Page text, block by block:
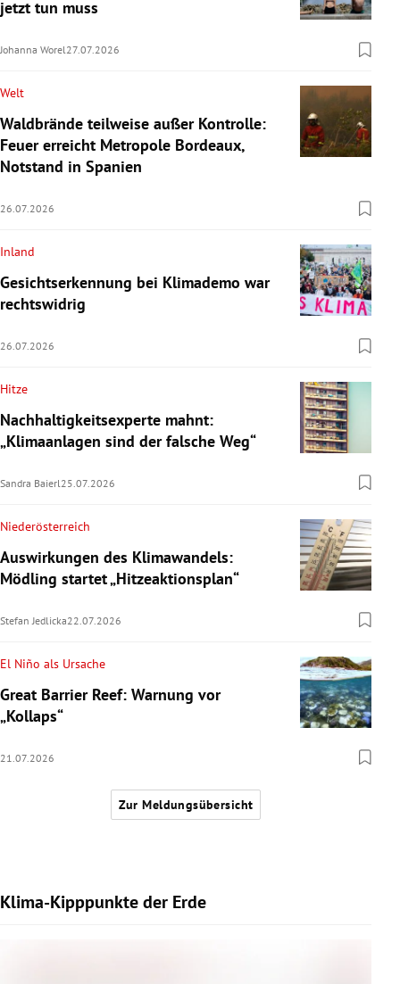
jetzt tun muss
Johanna Worel27.07.2026
Welt
Waldbrände teilweise außer Kontrolle:
Feuer erreicht Metropole Bordeaux,
Notstand in Spanien
26.07.2026
Inland
Gesichtserkennung bei Klimademo war
rechtswidrig
26.07.2026
Hitze
Nachhaltigkeitsexperte mahnt:
„Klimaanlagen sind der falsche Weg“
Sandra Baierl 25.07.2026
Niederösterreich
Auswirkungen des Klimawandels:
Mödling startet „Hitzeaktionsplan“
Stefan Jedlicka22.07.2026
El Niño als Ursache
Great Barrier Reef: Warnung vor
„Kollaps“
21.07.2026
Zur Meldungsübersicht
Klima-Kipppunkte der Erde